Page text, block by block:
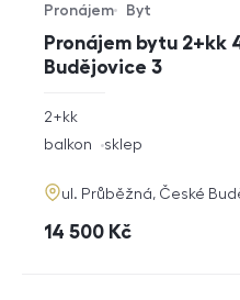
Pronájem bytu 2+kk
Budějovice 3
Typ nabídky
Pronájem
Typ nemovitosti
Byt
rozměry
dispozice
2+kk
funkce
balkon sklep
adresa
ul. Průběžná, České
cena
14 500 Kč